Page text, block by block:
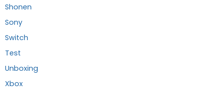
Shonen
Sony
Switch
Test
Unboxing
Xbox